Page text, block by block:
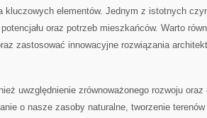
kluczowych elementów. Jednym z istotnych
oraz potrzeb mieszkańców. Warto
zastosować innowacyjne rozwiązania
uwzględnienie zrównoważonego rozwoju
o nasze ‌zasoby naturalne, ⁤tworzenie